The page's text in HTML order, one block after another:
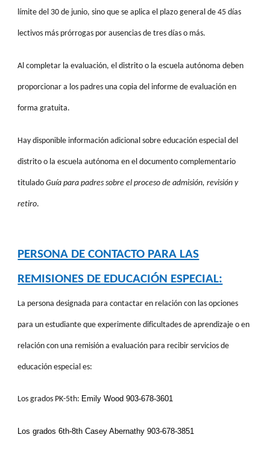
límite del 30 de junio, sino que se aplica el plazo general de 45 días
lectivos más prórrogas por ausencias de tres días o más.
Al completar la evaluación, el distrito o la escuela autónoma deben
proporcionar a los padres una copia del informe de evaluación en
forma gratuita.
Hay disponible información adicional sobre educación especial del
distrito o la escuela autónoma en el documento complementario
tituladoGuía para padres sobre el proceso de admisión, revisión y
retiro.
PERSONA DE CONTACTO PARA LAS
REMISIONES DE EDUCACIÓN ESPECIAL:
La persona designada para contactar en relación con las opciones
para un estudiante que experimente dificultades de aprendizaje o en
relación con una remisión a evaluación para recibir servicios de
educación especial es:
Los grados PK-5th: Emily Wood 903-678-3601
Los grados 6th-8th Casey Abernathy 903-678-3851